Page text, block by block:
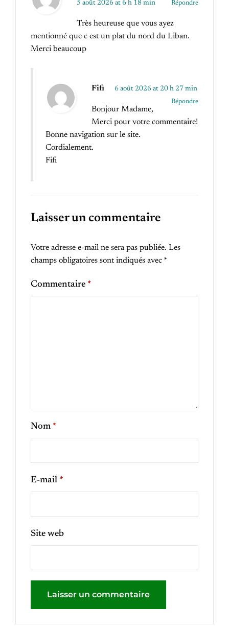
5 août 2026 at 6 h 18 min Répondre
Très heureuse que vous ayez
mentionné que c est un plat du nord du Liban.
Merci beaucoup
Fifi 6 août 2026 at 20 h 27 min
Répondre
Bonjour Madame,
Merci pour votre commentaire!
Bonne navigation sur le site.
Cordialement.
Fifi
Laisser un commentaire
Votre adresse e-mail ne sera pas publiée. Les
champs obligatoires sont indiqués avec *
Commentaire *
Nom *
E-mail *
Site web